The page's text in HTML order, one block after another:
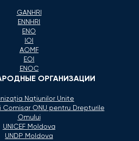
GANHRI
ENNHRI
ENO
IOI
AOMF
EOI
ENOC
ОРГАНИЗАЦИИ
Naţiunilor Unite
Comisar ONU pentru Drepturile
Omului
UNICEF Moldova
UNDP Moldova